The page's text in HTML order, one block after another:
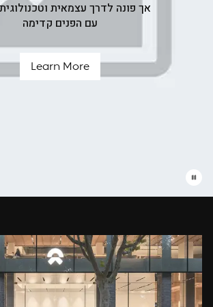
אך פונה לדרך עצמאית
עם הפנים קדימה
Learn More
Blue
עומדים
תמיד
לשרותך